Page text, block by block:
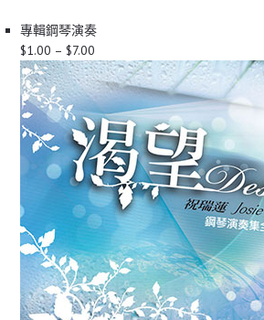
專輯鋼琴演奏
$1.00 – $7.00
range:
$1.00
through
$7.00